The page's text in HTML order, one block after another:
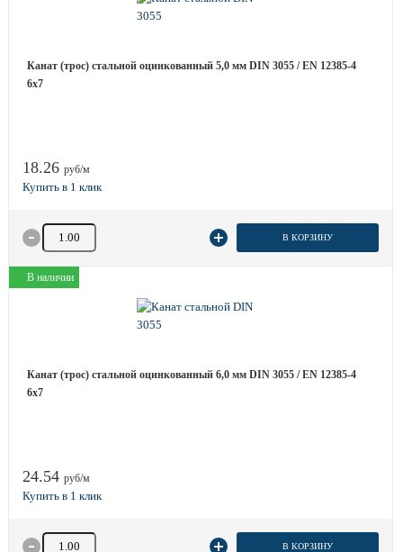
Канат (трос) стальной оцинкованный 5,0 мм DIN 3055 / EN 12385-4
6x7
18.26 руб/м
Количество товара В КОРЗИНУ
В наличии
Канат (трос) стальной оцинкованный 6,0 мм DIN 3055 / EN 12385-4
6x7
24.54 руб/м
Количество товара В КОРЗИНУ